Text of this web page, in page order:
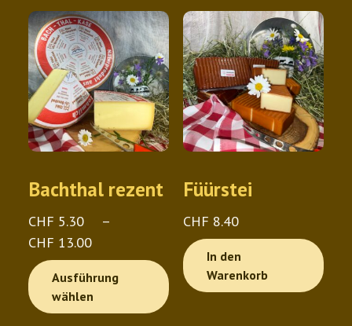
Bachthal rezent
CHF 5.30
–
CHF 13.00
CHF 5.30
bis
CHF 13.00
Ausführung
wählen
Dieses
Produkt
Füürstei
CHF 8.40
In den
Warenkorb